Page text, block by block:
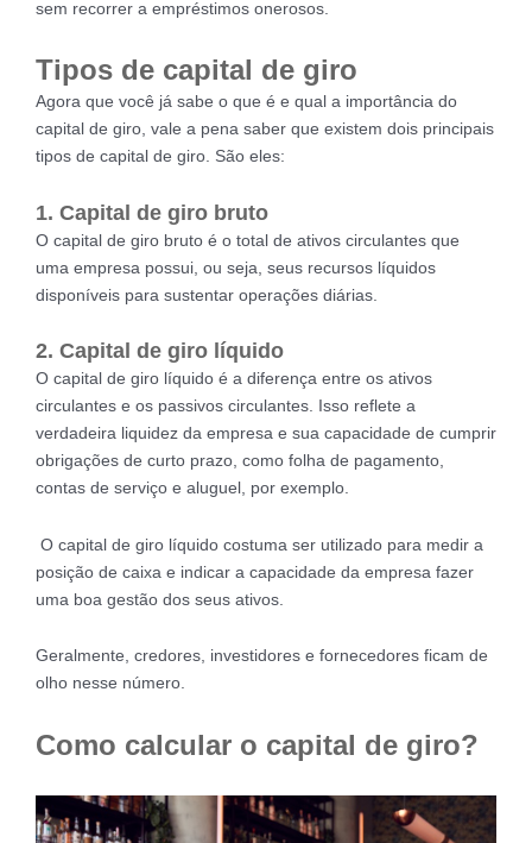
sem recorrer a empréstimos onerosos.
Tipos de capital de giro
Agora que você já sabe o que é e qual a importância do
capital de giro, vale a pena saber que existem dois principais
tipos de capital de giro. São eles:
1. Capital de giro bruto
O capital de giro bruto é o total de ativos circulantes que
uma empresa possui, ou seja, seus recursos líquidos
disponíveis para sustentar operações diárias.
2. Capital de giro líquido
O capital de giro líquido é a diferença entre os ativos
circulantes e os passivos circulantes. Isso reflete a
verdadeira liquidez da empresa e sua capacidade de cumprir
obrigações de curto prazo, como folha de pagamento,
contas de serviço e aluguel, por exemplo.
O capital de giro líquido costuma ser utilizado para medir a
posição de caixa e indicar a capacidade da empresa fazer
uma boa gestão dos seus ativos.
Geralmente, credores, investidores e fornecedores ficam de
olho nesse número.
Como calcular o capital de giro?